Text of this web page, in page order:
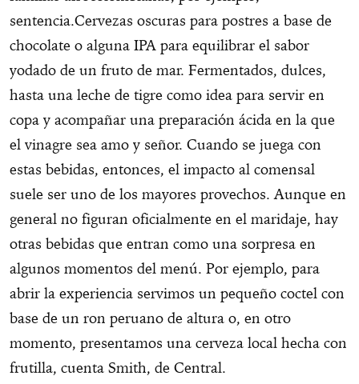
sentencia.Cervezas oscuras para postres a base de
chocolate o alguna IPA para equilibrar el sabor
yodado de un fruto de mar. Fermentados, dulces,
hasta una leche de tigre como idea para servir en
copa y acompañar una preparación ácida en la que
el vinagre sea amo y señor. Cuando se juega con
estas bebidas, entonces, el impacto al comensal
suele ser uno de los mayores provechos. Aunque en
general no figuran oficialmente en el maridaje, hay
otras bebidas que entran como una sorpresa en
algunos momentos del menú. Por ejemplo, para
abrir la experiencia servimos un pequeño coctel con
base de un ron peruano de altura o, en otro
momento, presentamos una cerveza local hecha con
frutilla, cuenta Smith, de Central.